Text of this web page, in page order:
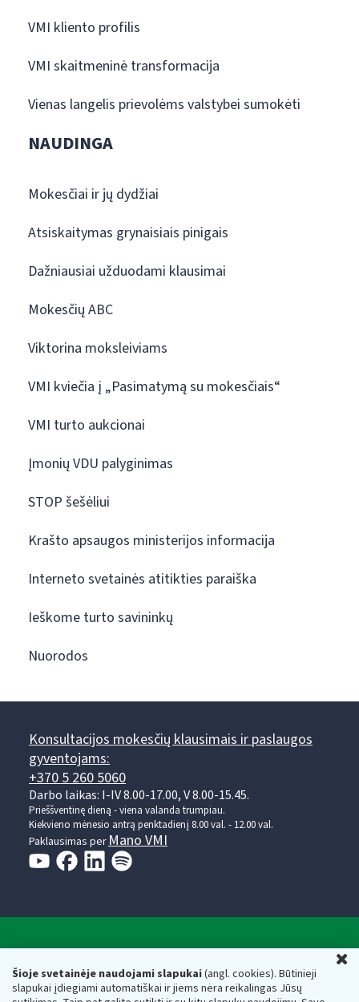
Šioje svetainėje naudojami slapukai(angl. cookies). Būtinieji
slapukai įdiegiami automatiškai ir jiems nėra reikalingas Jūsų
VMI kliento profilis
VMI skaitmeninė transformacija
Vienas langelis prievolėms valstybei sumokėti
NAUDINGA
Mokesčiai ir jų dydžiai
Atsiskaitymas grynaisiais pinigais
Dažniausiai užduodami klausimai
Mokesčių ABC
Viktorina moksleiviams
VMI kviečia į „Pasimatymą su mokesčiais“
VMI turto aukcionai
Įmonių VDU palyginimas
STOP šešėliui
Krašto apsaugos ministerijos informacija
Interneto svetainės atitikties paraiška
Ieškome turto savininkų
Nuorodos
Konsultacijos mokesčių klausimais ir paslaugos
gyventojams:
+370 5 260 5060
Darbo laikas: I-IV 8.00-17.00, V 8.00-15.45.
Prieššventinę dieną - viena valanda trumpiau.
Kiekvieno mėnesio antrą penktadienį 8.00 val. - 12.00 val.
Paklausimas per Mano VMI
Respublikos finansų ministerijos